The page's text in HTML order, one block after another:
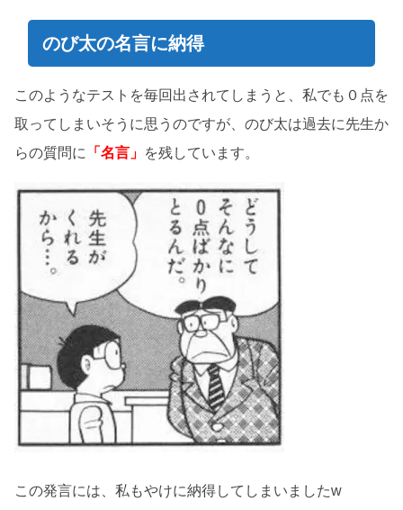
のび太の名言に納得
このようなテストを毎回出されてしまうと、私でも０点を
取ってしまいそうに思うのですが、のび太は過去に先生か
らの質問に
「 名言」 を残しています。
この発言には、私もやけに納得してしまいましたw